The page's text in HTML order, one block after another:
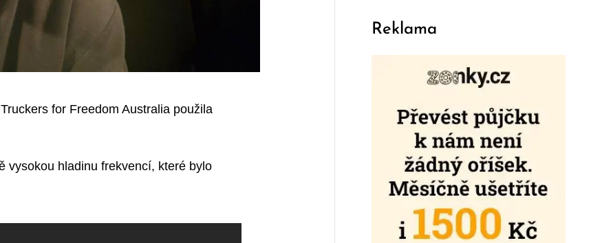
for Freedom Australia použila
vysokou hladinu frekvencí, které bylo
Reklama